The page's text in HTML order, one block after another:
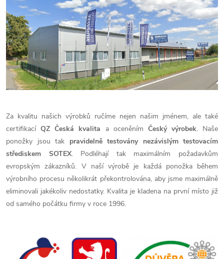
Za kvalitu našich výrobků ručíme nejen našim jménem, ale také
certifikacíQZ Česká kvalita a oceněním Český výrobek. Naše
ponožky jsou tak pravidelně testovány nezávislým testovacím
střediskem SOTEX. Podléhají tak maximálním požadavkům
evropským zákazníků. V naší výrobě je každá ponožka během
výrobního procesu několikrát překontrolována, aby jsme maximálně
eliminovali jakékoliv nedostatky. Kvalita je kladena na první místo již
od samého počátku firmy v roce 1996.